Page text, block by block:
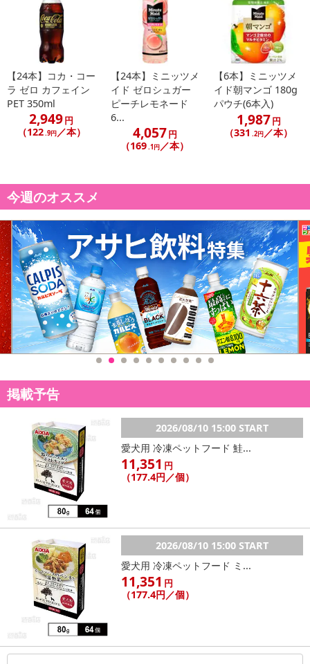
【24本】コカ・コー
ラ ゼロ カフェイン
PET 350ml
2,949円
（122.9円／本）
【24本】ミニッツメ
イド ゼロシュガー
ピーチレモネード
6...
4,057円
（169.1円／本）
【6本】ミニッツメ
イド朝マンゴ 180g
パウチ(6本入)
1,987円
（331 .2円／本）
今週のオススメ
掲載予告
2026/08/10 15:00 START
愛犬用 冷凍ペットフード 鮭...
11,351 円
（177.4円／個）
2026/08/10 15:00 START
愛犬用 冷凍ペットフード ミ...
11,351 円
（177.4円／個）